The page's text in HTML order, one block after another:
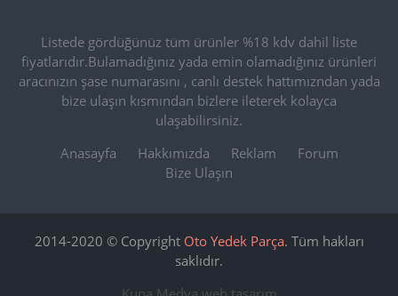
Listede gördüğünüz tüm ürünler %18 kdv dahil liste
fiyatlarıdır.Bulamadığınız yada emin olamadığınız ürünleri
aracınızın şase numarasını , canlı destek hattımızndan yada
bize ulaşın kısmından bizlere ileterek kolayca
ulaşabilirsiniz.
Anasayfa
Hakkımızda Reklam
Forum
Bize Ulaşın
2014-2020 © Copyright Oto Yedek Parça. Tüm hakları
saklıdır.